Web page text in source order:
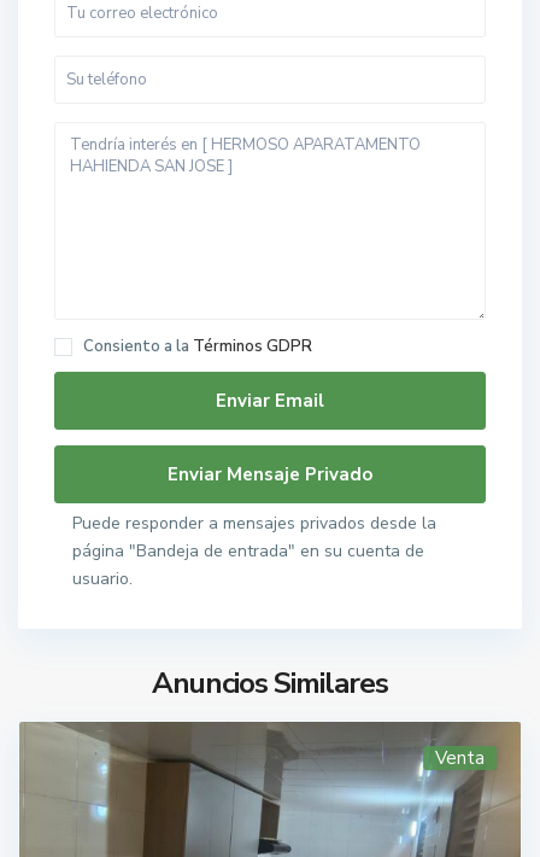
Consiento a la Términos GDPR
Puede responder a mensajes privados desde la
página "Bandeja de entrada" en su cuenta de
usuario.
Anuncios Similares
Venta